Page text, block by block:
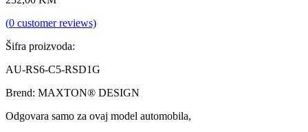
(0 customer reviews)
Šifra proizvoda:
AU-RS6-C5-RSD1G
Brend: MAXTON® DESIGN
Odgovara samo za ovaj model automobila,